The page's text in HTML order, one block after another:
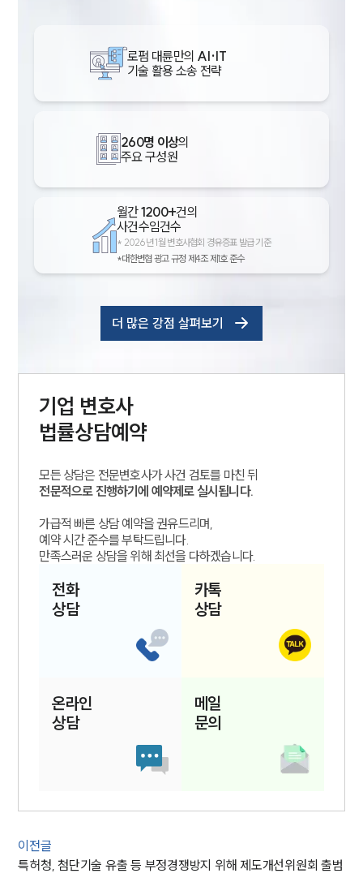
로펌 대륜만의 AI·IT
기술 활용 소송 전략
260명 이상의
주요 구성원
월간1200+건의
사건수임건수
* 2026년 1월 변호사협회 경유증표 발급 기준
*대한변협 광고 규정 제4조 제1호 준수
더 많은 강점 살펴보기
기업 변호사
법률상담예약
모든 상담은 전문변호사가 사건 검토를 마친 뒤
전문적으로 진행하기에 예약제로 실시됩니다.
가급적 빠른 상담 예약을 권유드리며,
예약 시간 준수를 부탁드립니다.
만족스러운 상담을 위해 최선을 다하겠습니다.
전화
상담
카톡
상담
온라인
상담
메일
문의
이전글
특허청, 첨단기술 유출 등 부정경쟁방지 위해 제도개선위원회 출범